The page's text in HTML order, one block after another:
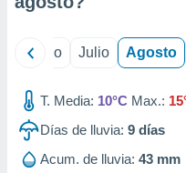
mediante
publicidad
Junio Julio Agosto
T. Media: 10°C Max.:
Días de lluvia: 9 días
Acum. de lluvia: 43 mm